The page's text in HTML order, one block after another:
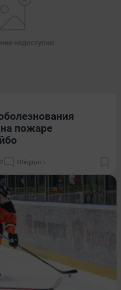
пожаре
Обсудить